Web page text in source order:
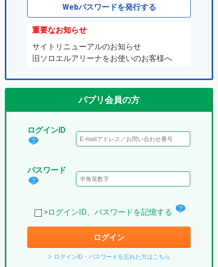
Webパスワードを発行する
重要なお知らせ
サイトリニューアルのお知らせ
旧ソロエルアリーナをお使いのお客様へ
パプリ会員の方
ログインID
ログ
IDと
プ
パスワード
パス
ド
は？
>ログインID、パスワードを記憶する
ェ
ログイン
ログインID・パスワードを忘れた方はこちら